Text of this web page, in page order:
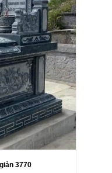
3770